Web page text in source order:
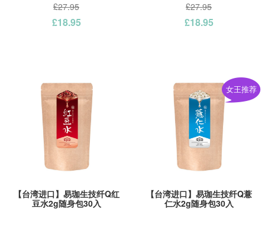
£27.95
£18.95
£27.95
£18.95
【台湾进口】易珈生技纤Q红
豆水2g随身包30入
【台湾进口】易珈生技纤Q薏
仁水2g随身包30入
女王推荐